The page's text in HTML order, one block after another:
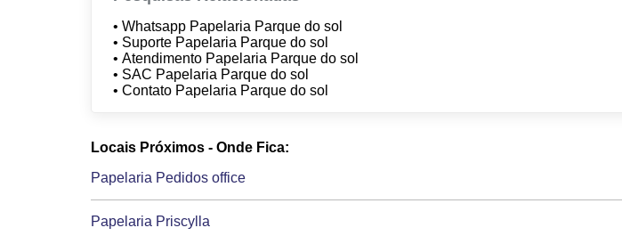
• Whatsapp Papelaria Parque do sol
• Suporte Papelaria Parque do sol
• Atendimento Papelaria Parque do sol
• SAC Papelaria Parque do sol
• Contato Papelaria Parque do sol
Locais Próximos - Onde Fica:
Papelaria Pedidos office
Papelaria Priscylla